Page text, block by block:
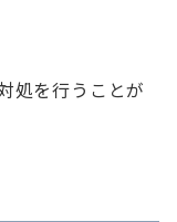
処を行うことが